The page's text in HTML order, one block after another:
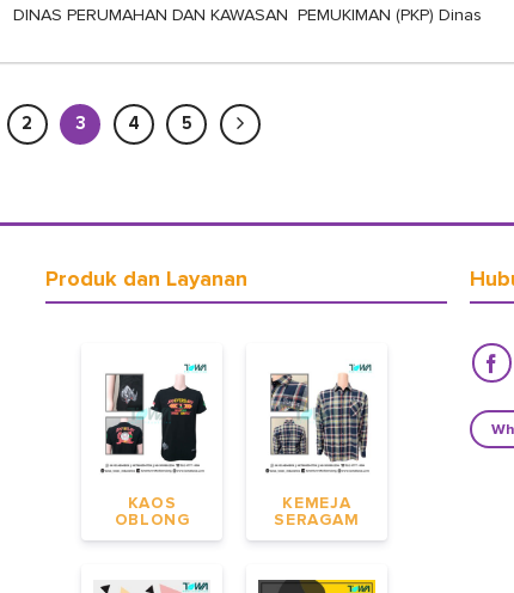
DINAS PERUMAHAN DAN KAWASAN PEMUKIMAN (PKP) Dinas
2 3 4 5
Produk dan Layanan
KAOS
OBLONG
KEMEJA
SERAGAM